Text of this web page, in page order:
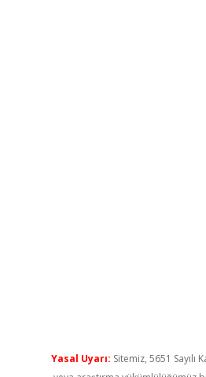
Yasal Uyarı: Sitemiz, 5651